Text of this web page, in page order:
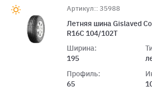
Артикул:: 35988
Летняя шина Gislaved
R16C 104/102T
Ширина:
195
Профиль:
65